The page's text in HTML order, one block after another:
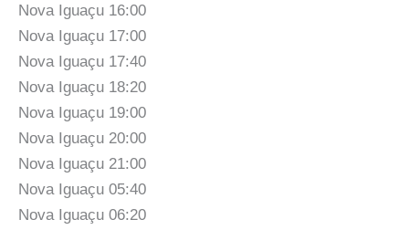
Nova Iguaçu 16:00
Nova Iguaçu 17:00
Nova Iguaçu 17:40
Nova Iguaçu 18:20
Nova Iguaçu 19:00
Nova Iguaçu 20:00
Nova Iguaçu 21:00
Nova Iguaçu 05:40
Nova Iguaçu 06:20